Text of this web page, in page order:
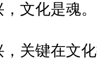
文化是魂。
关键在文化